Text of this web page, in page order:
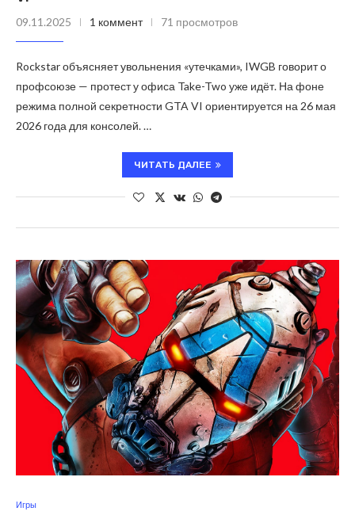
09.11.2025 1 коммент 71 просмотров
Rockstar объясняет увольнения «утечками», IWGB говорит о
профсоюзе — протест у офиса Take-Two уже идёт. На фоне
режима полной секретности GTA VI ориентируется на 26 мая
2026 года для консолей. …
ЧИТАТЬ ДАЛЕЕ
Игры